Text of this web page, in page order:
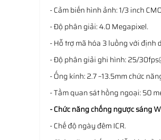
- Cảm biến hình ảnh: 1/3 inch
- Độ phân giải: 4.0 Megapixel.
- Hỗ trợ mã hóa 3 luồng với định
- Độ phân giải ghi hình: 25/
- Ống kính: 2.7 ~13.5mm chức
- Tầm quan sát hồng ngoại: 50
- Chức năng chống ngược sáng
- Chế độ ngày đêm ICR.